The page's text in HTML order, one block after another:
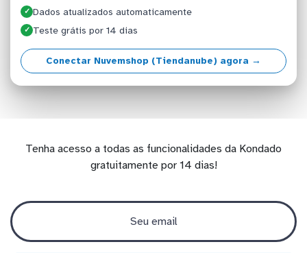
✓ Dados atualizados automaticamente
✓ Teste grátis por 14 dias
Conectar Nuvemshop (Tiendanube) agora →
Tenha acesso a todas as funcionalidades da Kondado
gratuitamente por 14 dias!